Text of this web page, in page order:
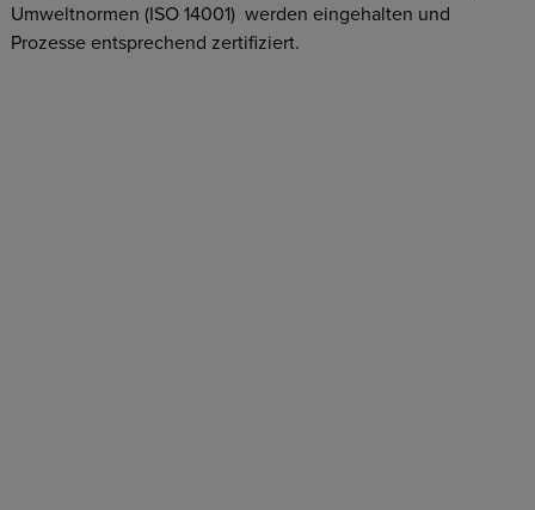
Umweltnormen (ISO 14001) werden eingehalten und
Prozesse entsprechend zertifiziert.